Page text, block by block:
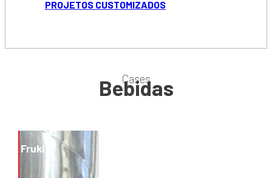
PROJETOS CUSTOMIZADOS
Cases
Bebidas
Fruki